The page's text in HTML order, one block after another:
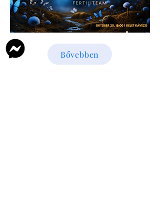
Bővebben